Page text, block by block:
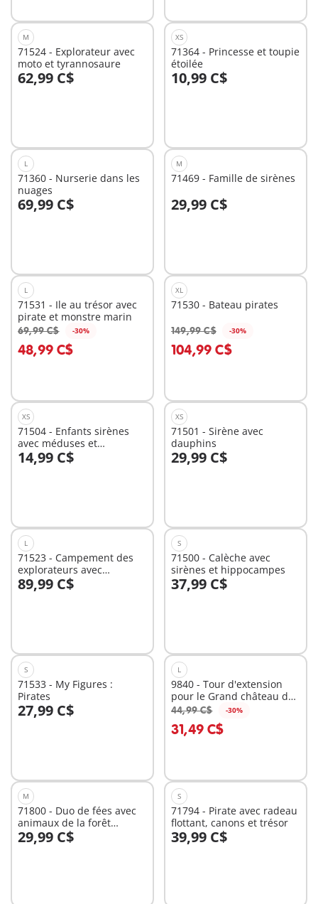
M
71524 - Explorateur avec
moto et tyrannosaure
62,99 C$
Au panier
XS
71364 - Princesse et toupie
étoilée
10,99 C$
Au panier
L
71360 - Nurserie dans les
nuages
69,99 C$
Au panier
M
71469 - Famille de sirènes
29,99 C$
Au panier
L
71531 - Ile au trésor avec
pirate et monstre marin
69,99 C$ -30%
48,99 C$
Au panier
XL
71530 - Bateau pirates
149,99 C$ -30%
104,99 C$
Au panier
XS
71504 - Enfants sirènes
avec méduses et
coquillages
14,99 C$
Au panier
XS
71501 - Sirène avec
dauphins
29,99 C$
Au panier
L
71523 - Campement des
explorateurs avec
dinosaures
89,99 C$
Au panier
S
71500 - Calèche avec
sirènes et hippocampes
37,99 C$
Au panier
S
71533 - My Figures :
Pirates
27,99 C$
Au panier
L
9840 - Tour d'extension
pour le Grand château des
Chevaliers Novelmore
44,99 C$ -30%
31,49 C$
Au panier
M
71800 - Duo de fées avec
animaux de la forêt
enchantée
29,99 C$
Au panier
S
71794 - Pirate avec radeau
flottant, canons et trésor
39,99 C$
Au panier